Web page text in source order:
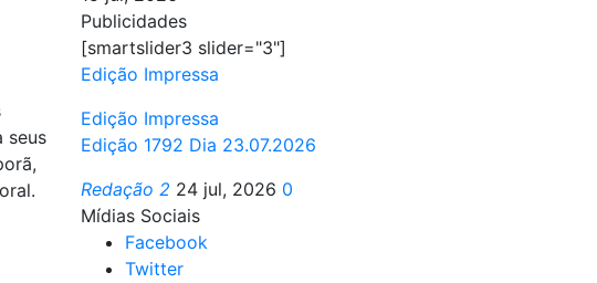
seus
Publicidades
[smartslider3 slider="3"]
Edição Impressa
Edição Impressa
Edição 1792 Dia 23.07.2026
Redação 2 24 jul, 2026 0
Mídias Sociais
Facebook
Twitter